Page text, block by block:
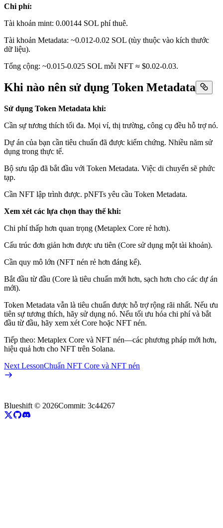
Chi phí:
Tài khoản mint: 0.00144 SOL phí thuê.
Tài khoản Metadata: ~0.012-0.02 SOL (tùy thuộc vào kích thước
dữ liệu).
Tổng cộng: ~0.015-0.025 SOL mỗi NFT ≈ $0.02-0.03.
Khi nào nên sử dụng Token Metadata
Sử dụng Token Metadata khi:
Cần sự tương thích tối đa. Mọi ví, thị trường, công cụ đều hỗ trợ nó.
Dự án của bạn cần tiêu chuẩn đã được kiểm chứng. Nhiều năm sử
dụng trong thực tế.
Bộ sưu tập đã bắt đầu với Token Metadata. Việc di chuyển sẽ phức
tạp.
Cần NFT lập trình được. pNFTs yêu cầu Token Metadata.
Xem xét các lựa chọn thay thế khi:
Chi phí thấp hơn quan trọng (Metaplex Core rẻ hơn).
Cấu trúc đơn giản hơn được ưu tiên (Core sử dụng một tài khoản).
Cần quy mô lớn (NFT nén rẻ hơn đáng kể).
Bắt đầu từ đầu (Core là tiêu chuẩn mới hơn, sạch hơn cho các dự án
mới).
Token Metadata vẫn là tiêu chuẩn được hỗ trợ rộng rãi nhất. Nếu ưu
tiên sự tương thích, hãy sử dụng nó. Nếu tối ưu hóa chi phí và bắt
đầu từ đầu, hãy xem xét Core hoặc NFT nén.
Tiếp theo: Metaplex Core và NFT nén—các phương pháp mới hơn,
hiệu quả hơn cho NFT trên Solana.
Next LessonChuẩn NFT Core và NFT nén
Blueshift © 2026Commit: 3c44267